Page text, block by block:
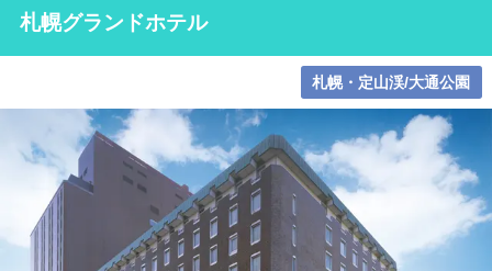
札幌グランドホテル
札幌・定山渓/大通公園